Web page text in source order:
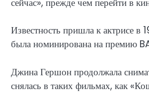
Известность пришла к актрисе в
была номинирована на премию
Джина Гершон продолжала
снялась в таких фильмах, как